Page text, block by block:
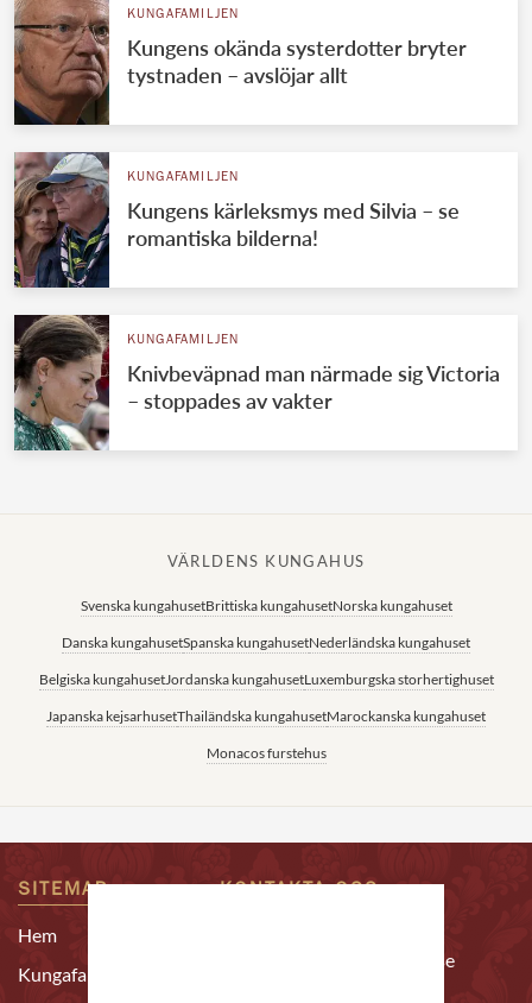
KUNGAFAMILJEN
Kungens okända systerdotter bryter
tystnaden – avslöjar allt
KUNGAFAMILJEN
Kungens kärleksmys med Silvia – se
romantiska bilderna!
KUNGAFAMILJEN
Knivbeväpnad man närmade sig Victoria
– stoppades av vakter
VÄRLDENS KUNGAHUS
Svenska kungahusetBrittiska kungahusetNorska kungahuset
Danska kungahusetSpanska kungahusetNederländska kungahuset
Belgiska kungahusetJordanska kungahusetLuxemburgska storhertighuset
Japanska kejsarhusetThailändska kungahusetMarockanska kungahuset
Monacos furstehus
SITEMAP
Hem
Kungafamiljen
redaktion@alltomkungligt.se